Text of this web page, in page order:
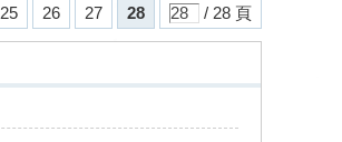
25 26 27 28 / 28 頁